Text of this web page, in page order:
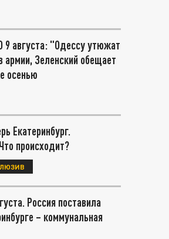
9 августа: "Одессу утюжат
армии, Зеленский обещает
осенью
Екатеринбург.
происходит?
Россия поставила
– коммунальная